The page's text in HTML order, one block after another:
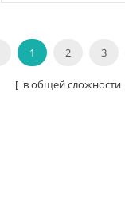
1 2 3
[ в общей сложности